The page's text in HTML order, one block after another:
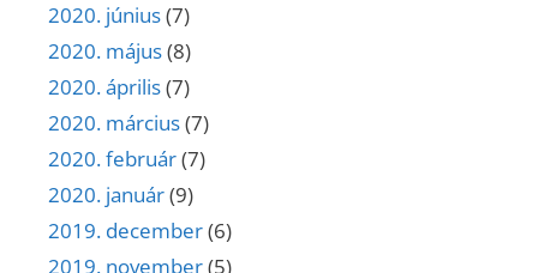
2020. június(7)
2020. május(8)
2020. április(7)
2020. március(7)
2020. február(7)
2020. január(9)
2019. december(6)
2019. november(5)